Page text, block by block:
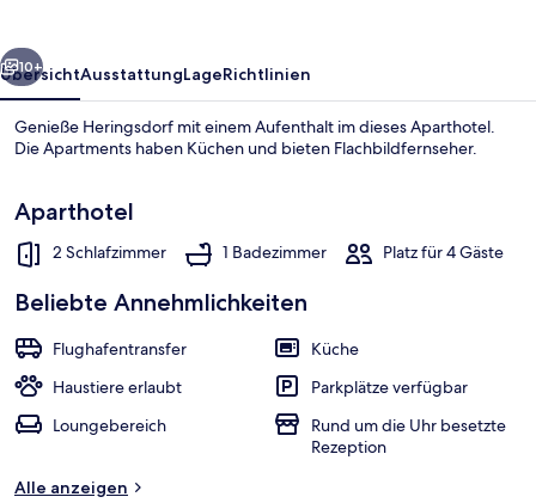
Weiter
10+
ÜbersichtAusstattungLageRichtlinien
Genieße Heringsdorf mit einem Aufenthalt im dieses Aparthotel.
Die Apartments haben Küchen und bieten Flachbildfernseher.
Aparthotel
2 Schlafzimmer 1 Badezimmer Platz für 4 Gäste
Beliebte Annehmlichkeiten
Flughafentransfer
Küche
Haustiere erlaubt
Parkplätze verfügbar
Loungebereich
Rund um die Uhr besetzte
Rezeption
Alle anzeigen